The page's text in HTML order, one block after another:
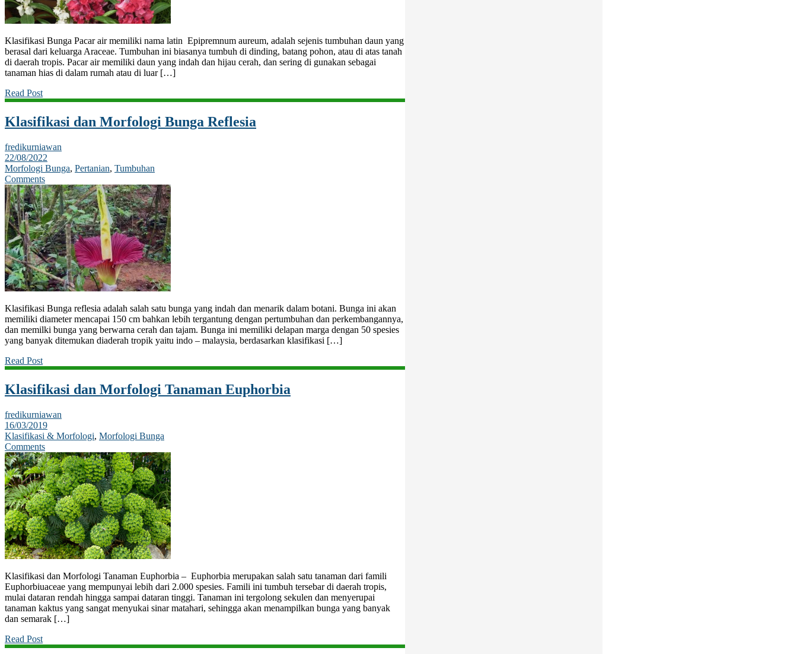
Klasifikasi Bunga Pacar air memiliki nama latin Epipremnum aureum, adalah sejenis tumbuhan daun yang
berasal dari keluarga Araceae. Tumbuhan ini biasanya tumbuh di dinding, batang pohon, atau di atas tanah
di daerah tropis. Pacar air memiliki daun yang indah dan hijau cerah, dan sering di gunakan sebagai
tanaman hias di dalam rumah atau di luar […]
Read Post
Klasifikasi dan Morfologi Bunga Reflesia
fredikurniawan
22/08/2022
Morfologi Bunga, Pertanian, Tumbuhan
Comments
Klasifikasi Bunga reflesia adalah salah satu bunga yang indah dan menarik dalam botani. Bunga ini akan
memiliki diameter mencapai 150 cm bahkan lebih tergantung dengan pertumbuhan dan perkembangannya,
dan memilki bunga yang berwarna cerah dan tajam. Bunga ini memiliki delapan marga dengan 50 spesies
yang banyak ditemukan diaderah tropik yaitu indo – malaysia, berdasarkan klasifikasi […]
Read Post
Klasifikasi dan Morfologi Tanaman Euphorbia
fredikurniawan
16/03/2019
Klasifikasi & Morfologi, Morfologi Bunga
Comments
Klasifikasi dan Morfologi Tanaman Euphorbia – Euphorbia merupakan salah satu tanaman dari famili
Euphorbiuaceae yang mempunyai lebih dari 2.000 spesies. Famili ini tumbuh tersebar di daerah tropis,
mulai dataran rendah hingga sampai dataran tinggi. Tanaman ini tergolong sekulen dan menyerupai
tanaman kaktus yang sangat menyukai sinar matahari, sehingga akan menampilkan bunga yang banyak
dan semarak […]
Read Post